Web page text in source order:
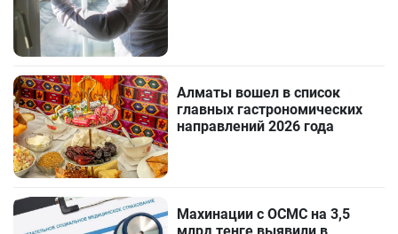
Алматы вошел в список
главных гастрономических
направлений 2026 года
Махинации с ОСМС на 3,5